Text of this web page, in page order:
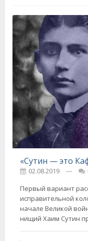
«Сутин — это
02.08.2019 ---
Первый вариант
исправительной
начале Великой
нищий Хаим Сутин